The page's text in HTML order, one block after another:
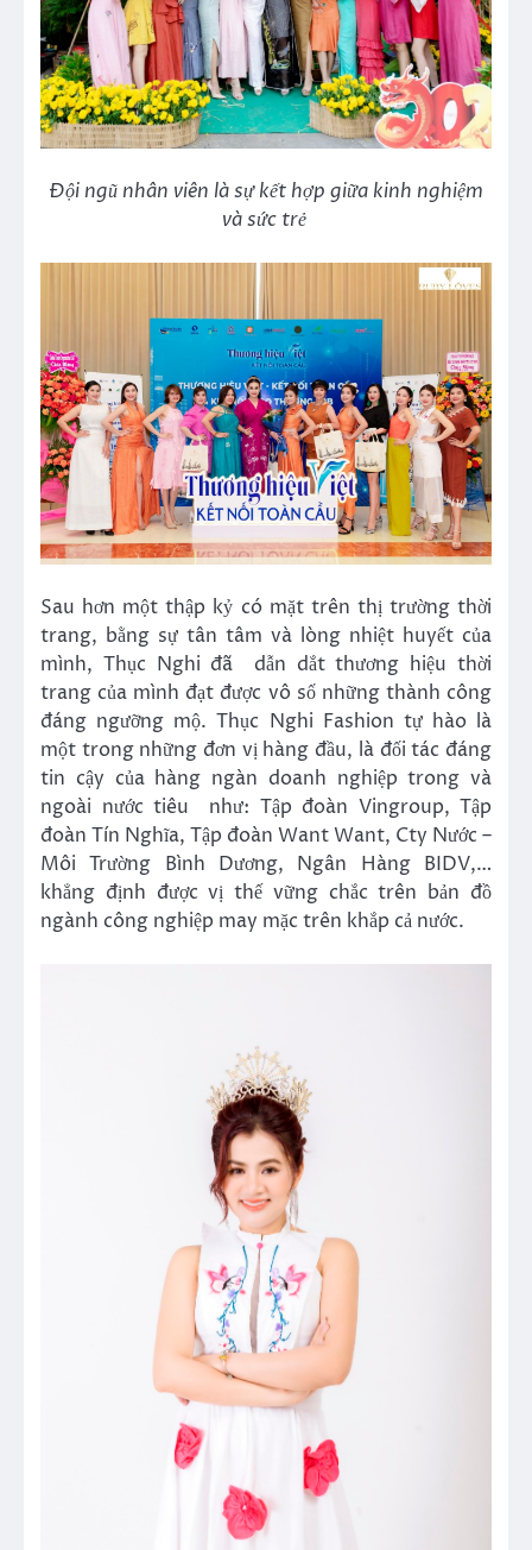
Đội ngũ nhân viên là sự kết hợp giữa kinh nghiệm
và sức trẻ
Sau hơn một thập kỷ có mặt trên thị trường thời
trang, bằng sự tân tâm và lòng nhiệt huyết của
mình, Thục Nghi đã dẫn dắt thương hiệu thời
trang của mình đạt được vô số những thành công
đáng ngưỡng mộ. Thục Nghi Fashion tự hào là
một trong những đơn vị hàng đầu, là đối tác đáng
tin cậy của hàng ngàn doanh nghiệp trong và
ngoài nước tiêu như: Tập đoàn Vingroup, Tập
đoàn Tín Nghĩa, Tập đoàn Want Want, Cty Nước –
Môi Trường Bình Dương, Ngân Hàng BIDV,…
khẳng định được vị thế vững chắc trên bản đồ
ngành công nghiệp may mặc trên khắp cả nước.